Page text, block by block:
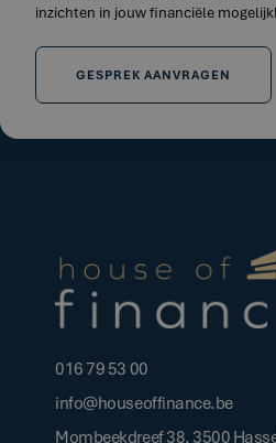
inzichten in jouw financiële
GESPREK AANVRAGEN
016 79 53 00
info@houseoffinance.be
Mombeekdreef 38, 3500